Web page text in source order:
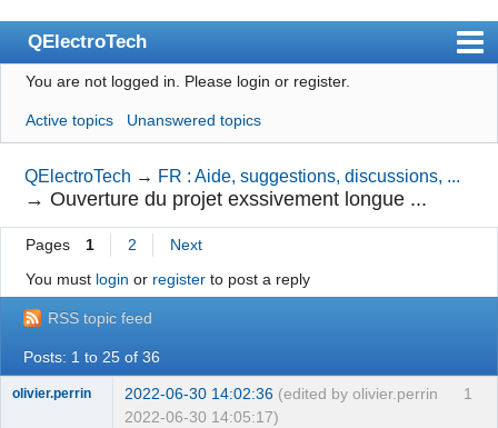
QElectroTech
Index
User list
Search
Register
Login
Site officiel
Wiki
BugTracker
You are not logged in. Please login or register.
Active topics Unanswered topics
QElectroTech → FR : Aide, suggestions, discussions, ...
→Ouverture du projet exssivement longue ...
Pages 1 2
Next
You must login or registerto post a reply
RSS topic feed
Posts: 1 to 25 of 36
1
olivier.perrin 2022-06-30 14:02:36 (edited by olivier.perrin
2022-06-30 14:05:17)